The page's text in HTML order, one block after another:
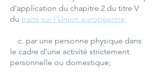
d'application du chapitre 2 du titre V
du traité sur l'Union européenne;
c. par une personne physique dans
le cadre d'une activité strictement
personnelle ou domestique;